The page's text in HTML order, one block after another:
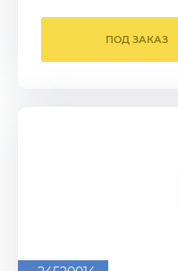
ПОД ЗАКАЗ